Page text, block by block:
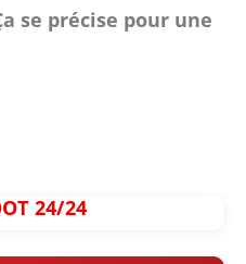
se précise pour une
24/24